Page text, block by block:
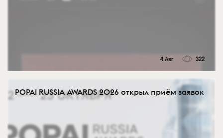
4 Авг 322
POPAI RUSSIA AWARDS 2026 открыл приём заявок